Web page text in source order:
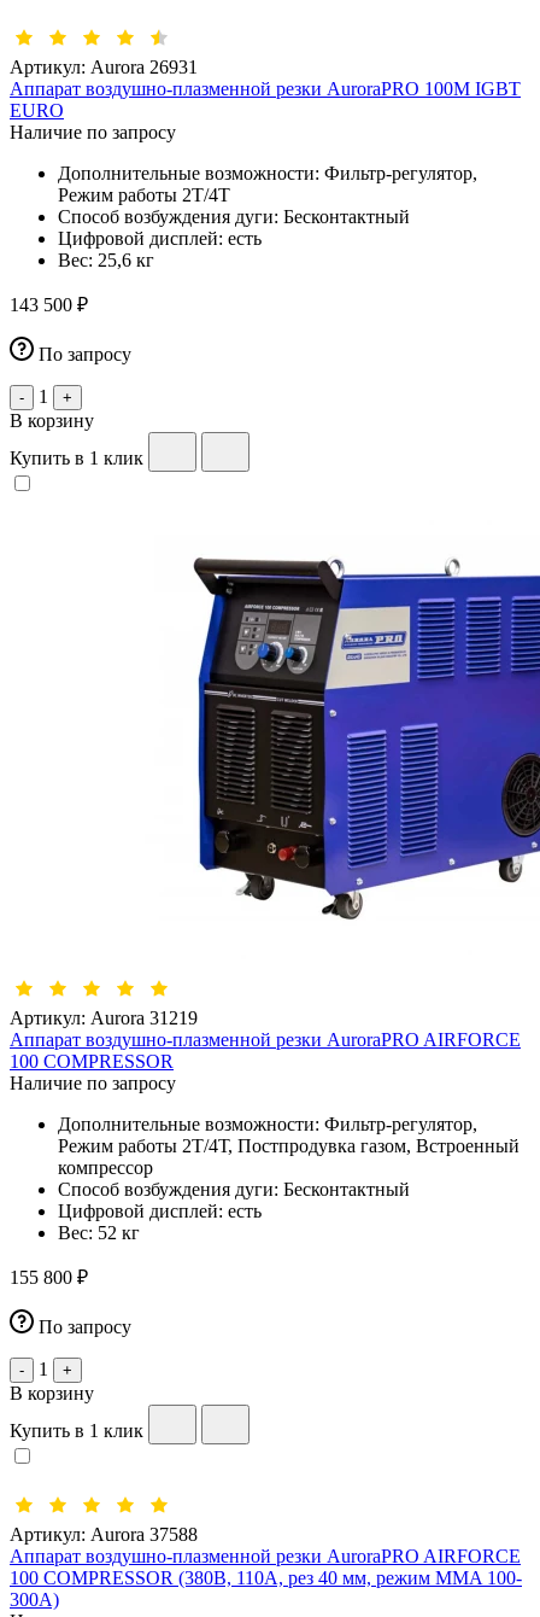
Артикул: Aurora 26931
Аппарат воздушно-плазменной резки AuroraPRO 100M IGBT
EURO
Наличие по запросу
Дополнительные возможности: Фильтр-регулятор,
Режим работы 2Т/4Т
Способ возбуждения дуги: Бесконтактный
Цифровой дисплей: есть
Вес: 25,6 кг
143 500 ₽
По запросу
- 1 +
В корзину
Купить в 1 клик
Артикул: Aurora 31219
Аппарат воздушно-плазменной резки AuroraPRO AIRFORCE
100 COMPRESSOR
Наличие по запросу
Дополнительные возможности: Фильтр-регулятор,
Режим работы 2Т/4Т, Постпродувка газом, Встроенный
компрессор
Способ возбуждения дуги: Бесконтактный
Цифровой дисплей: есть
Вес: 52 кг
155 800 ₽
По запросу
- 1 +
В корзину
Купить в 1 клик
Артикул: Aurora 37588
Аппарат воздушно-плазменной резки AuroraPRO AIRFORCE
100 COMPRESSOR (380В, 110А, рез 40 мм, режим MMA 100-
300А)